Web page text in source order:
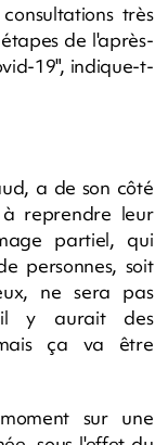
très
de l'après-
19", indique-t-
a de son côté
reprendre leur
partiel, qui
personnes, soit
ne sera pas
il y aurait des
ça va être
sur une